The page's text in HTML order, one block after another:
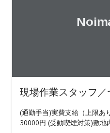
現場作業スタッフ
(通勤手当)実費支給（上限あ
30000円 (受動喫煙対策)敷地